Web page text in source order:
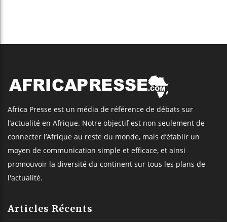
Africa Presse est un média de référence de débats sur
l’actualité en Afrique. Notre objectif est non seulement de
connecter l’Afrique au reste du monde, mais d’établir un
moyen de communication simple et efficace, et ainsi
promouvoir la diversité du continent sur tous les plans de
l'actualité.
Articles Récents